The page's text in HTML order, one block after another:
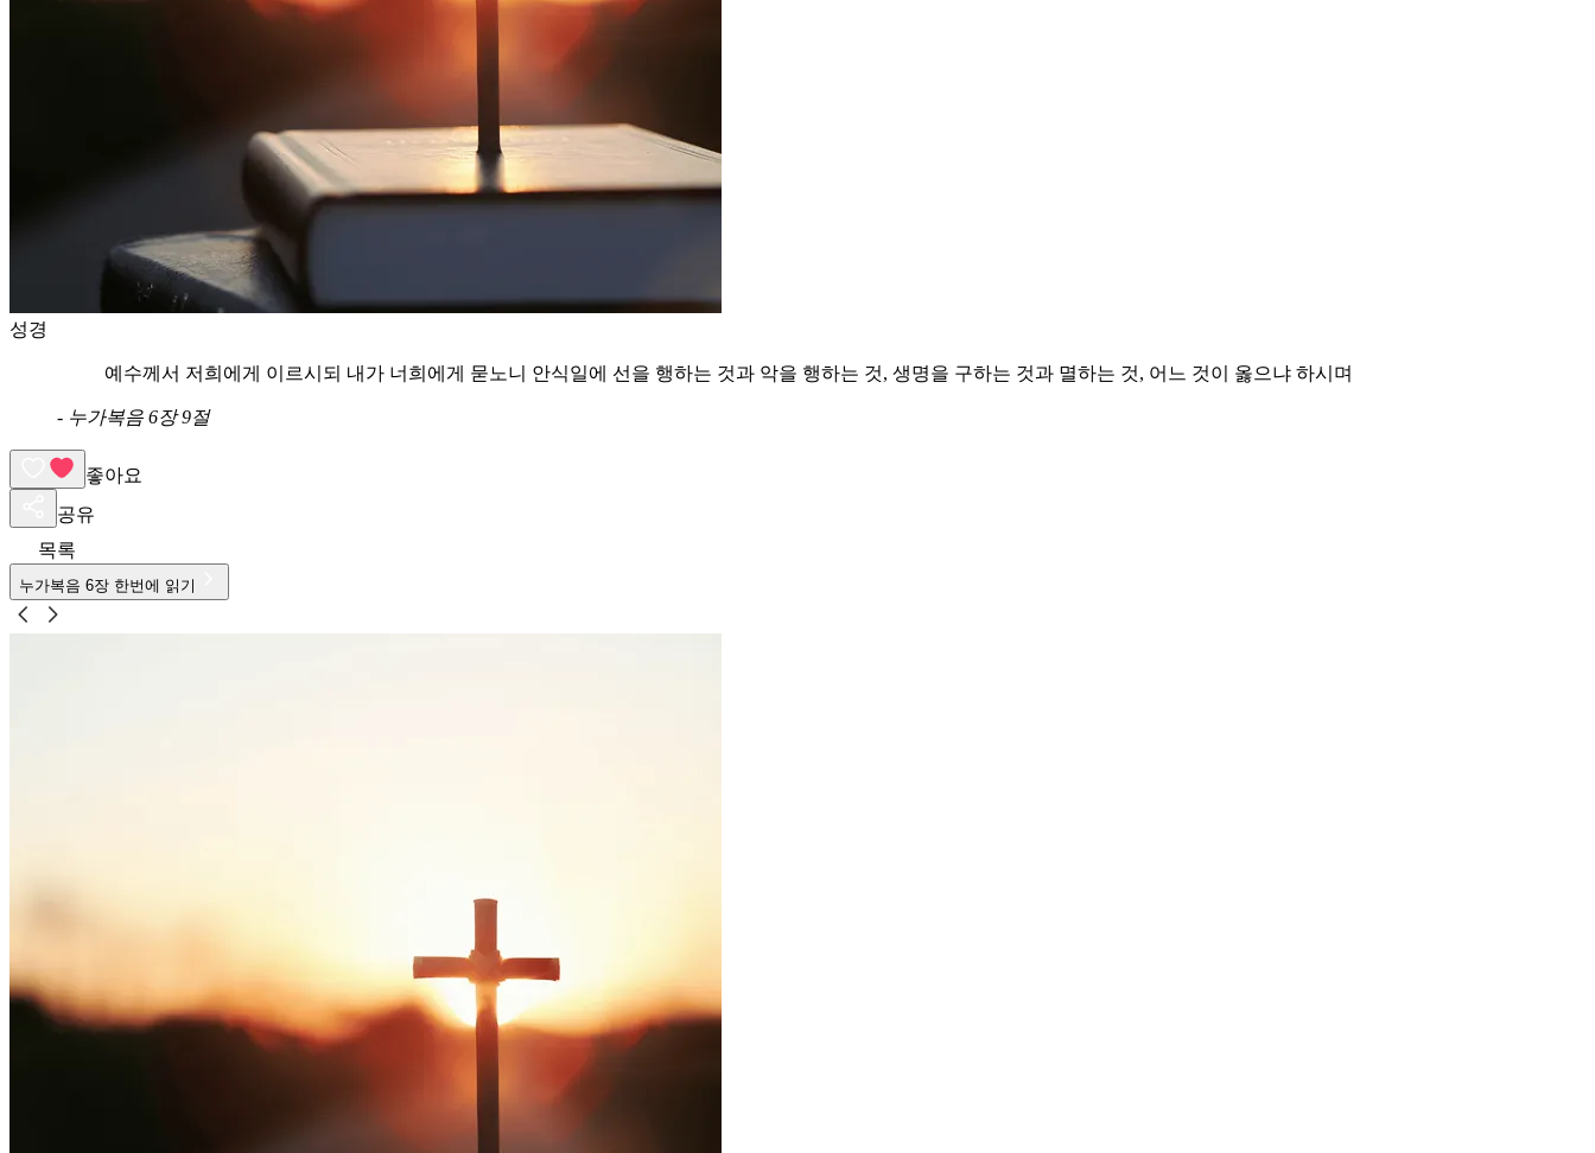
성경
예수께서 저희에게 이르시되 내가 너희에게 묻노니 안식일에 선을 행하는 것과 악을 행하는 것, 생명을 구하는 것과 멸하는 것, 어느 것이 옳으냐 하시며
- 누가복음 6장 9절
좋아요
공유
목록
누가복음 6장 한번에 읽기